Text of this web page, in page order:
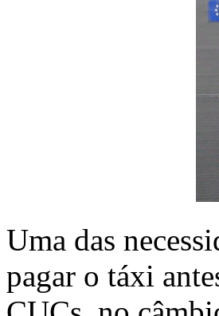
Uma das
pagar o táxi